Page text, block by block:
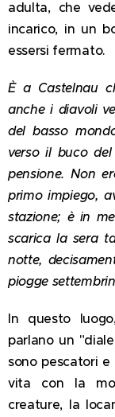
adulta, che
incarico, in un
essersi fermato.
È a Castelnau
anche i diavoli
del basso
verso il buco
pensione. Non
primo impiego,
stazione; è in
scarica la sera
notte,
piogge
In questo
parlano un
sono pescatori
vita con la
creature, la